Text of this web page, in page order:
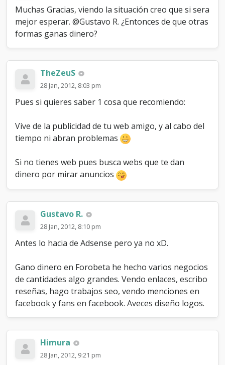
Muchas Gracias, viendo la situación creo que si sera
mejor esperar. @Gustavo R. ¿Entonces de que otras
formas ganas dinero?
TheZeuS
28 Jan, 2012, 8:03 pm
Pues si quieres saber 1 cosa que recomiendo:
Vive de la publicidad de tu web amigo, y al cabo del
tiempo ni abran problemas
Si no tienes web pues busca webs que te dan
dinero por mirar anuncios
Gustavo R.
28 Jan, 2012, 8:10 pm
Antes lo hacia de Adsense pero ya no xD.
Gano dinero en Forobeta he hecho varios negocios
de cantidades algo grandes. Vendo enlaces, escribo
reseñas, hago trabajos seo, vendo menciones en
facebook y fans en facebook. Aveces diseño logos.
Himura
28 Jan, 2012, 9:21 pm